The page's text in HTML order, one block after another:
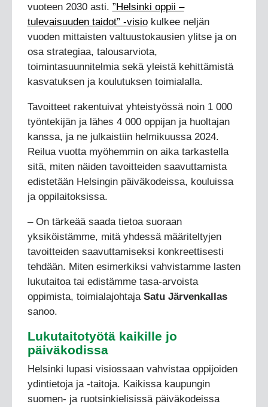
vuoteen 2030 asti. ”Helsinki oppii –
tulevaisuuden taidot” -visiokulkee neljän
vuoden mittaisten valtuustokausien ylitse ja on
osa strategiaa, talousarviota,
toimintasuunnitelmia sekä yleistä kehittämistä
kasvatuksen ja koulutuksen toimialalla.
Tavoitteet rakentuivat yhteistyössä noin 1 000
työntekijän ja lähes 4 000 oppijan ja huoltajan
kanssa, ja ne julkaistiin helmikuussa 2024.
Reilua vuotta myöhemmin on aika tarkastella
sitä, miten näiden tavoitteiden saavuttamista
edistetään Helsingin päiväkodeissa, kouluissa
ja oppilaitoksissa.
– On tärkeää saada tietoa suoraan
yksiköistämme, mitä yhdessä määriteltyjen
tavoitteiden saavuttamiseksi konkreettisesti
tehdään. Miten esimerkiksi vahvistamme lasten
lukutaitoa tai edistämme tasa-arvoista
oppimista, toimialajohtaja Satu Järvenkallas
sanoo.
Lukutaitotyötä kaikille jo
päiväkodissa
Helsinki lupasi visiossaan vahvistaa oppijoiden
ydintietoja ja -taitoja. Kaikissa kaupungin
suomen- ja ruotsinkielisissä päiväkodeissa